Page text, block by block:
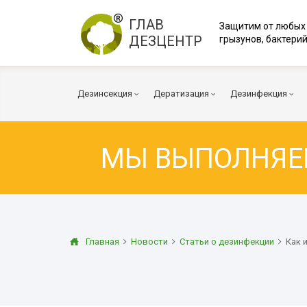
ГЛАВ
ДЕЗЦЕНТР
Защитим от любых
грызунов,
Дезинсекция
Тараканы
Дератизация
Мыши
Дезинфекция
Коронавирус
МЫ
Главная Новости Статьи о дезинфекции Как